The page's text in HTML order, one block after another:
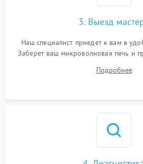
3. Выезд
Наш специалист приедет к вам в
Заберет ваш микроволновая печь и
Подробнее